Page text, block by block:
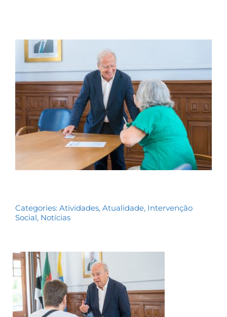
Contactos
TRANSPARÊNCIA
Categories: Atividades, Atualidade, Intervenção
Social, Notícias